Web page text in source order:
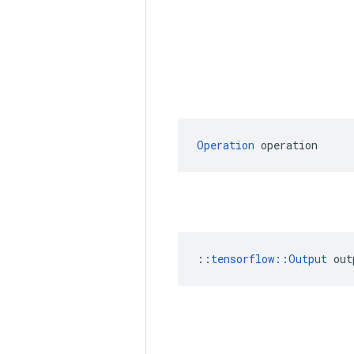
Operation operation
:: tensorflow::Output